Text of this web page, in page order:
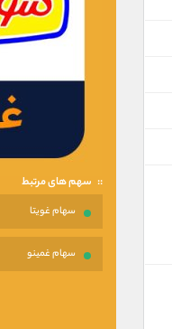
سهم های مرتبط
سهام غویتا
سهام غمینو